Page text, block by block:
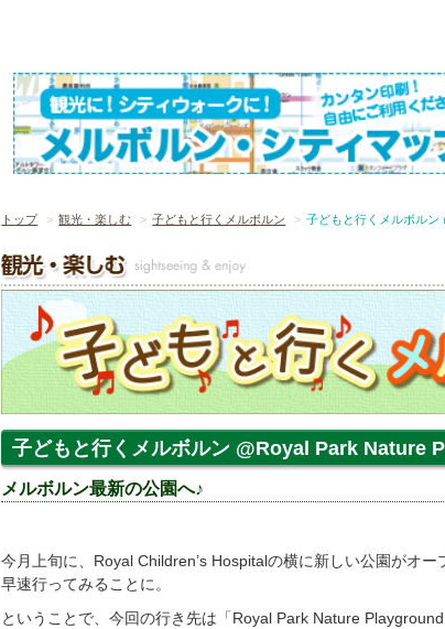
トップ 観光・楽しむ 子どもと行くメルボルン 子どもと行くメルボルン
子どもと行くメルボルン @Royal Park Nature
メルボルン最新の公園へ♪
今月上旬に、Royal Children’s Hospitalの横に新しい公園がオー
早速行ってみることに。
ということで、今回の行き先は「Royal Park Nature Playground